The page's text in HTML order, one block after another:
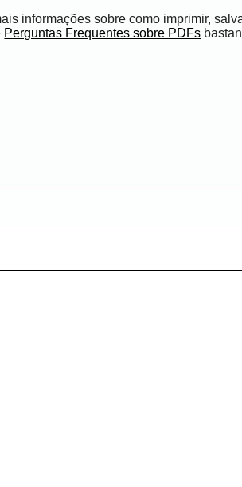
informações sobre como imprimir,
Perguntas Frequentes sobre PDFs